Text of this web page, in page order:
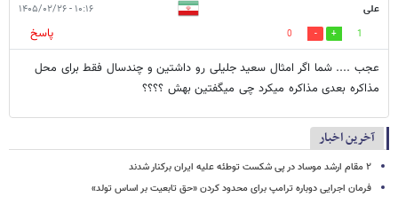
علی ۱۰:۱۶ - ۱۴۰۵/۰۲/۲۶
1
0
پاسخ
عجب .... شما اگر امثال سعید جلیلی رو داشتین و چندسال فقط برای محل
مذاکره بعدی مذاکره میکرد چی میگفتین بهش ؟؟؟؟
آخرین اخبار
۲ مقام‌ ارشد موساد در پی شکست توطئه علیه ایران برکنار شدند
فرمان اجرایی دوباره ترامپ برای محدود کردن «حق تابعیت بر اساس تولد»